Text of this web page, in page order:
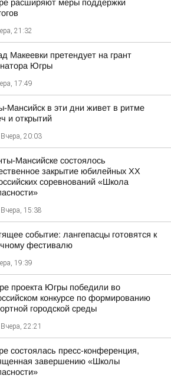
расширяют меры поддержки
21:32
Макеевки претендует на грант
Югры
17:49
Мансийск в эти дни живет в ритме
и открытий
Вчера, 20:03
Мансийске состоялось
закрытие юбилейных XX
соревнований «Школа
Вчера, 15:38
событие: лангепасцы готовятся к
фестивалю
19:39
проекта Югры победили во
конкурсе по формированию
городской среды
Вчера, 22:21
состоялась пресс-конференция,
завершению «Школы